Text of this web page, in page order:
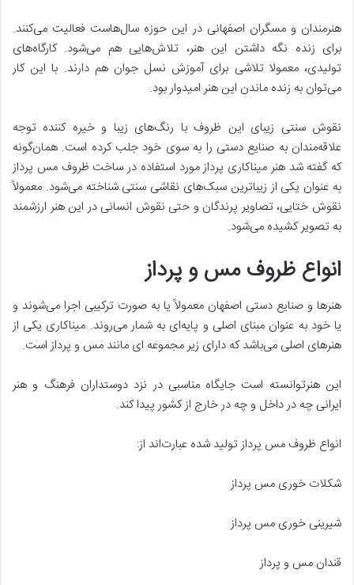
هنرمندان و مسگران اصفهانی در این حوزه سال‌هاست فعالیت می‌کنند.
برای زنده نگه داشتن این هنر، تلاش‌هایی هم می‌شود. کارگاه‌های
تولیدی، معمولا تلاشی برای آموزش نسل جوان هم دارند. با این کار
می‌توان به زنده ماندن این هنر امیدوار بود.
نقوش سنتی زیبای این ظروف با رنگ‌های زیبا و خیره کننده توجه
علاقه‌مندان به صنایع دستی را به سوی خود جلب کرده است. همان‌گونه
که گفته شد هنر میناکاری پرداز مورد استفاده در ساخت ظروف مس پرداز
به عنوان یکی از زیباترین سبک‌های نقاشی سنتی شناخته می‌شود. معمولاً
نقوش ختایی، تصاویر پرندگان و حتی نقوش انسانی در این هنر ارزشمند
به تصویر کشیده می‌شود.
انواع ظروف مس و پرداز
هنرها و صنایع دستی اصفهان معمولاً یا به صورت ترکیبی اجرا می‌شوند و
یا خود به عنوان مبنای اصلی و پایه‌ای به شمار می‌روند. میناکاری یکی از
هنرهای اصلی می‌باشد که دارای زیر مجموعه ای مانند مس و پرداز است.
این هنرتوانسته است جایگاه مناسبی در نزد دوستداران فرهنگ و هنر
ایرانی چه در داخل و چه در خارج از کشور پیدا کند.
انواع ظروف مس پرداز تولید شده عبارت‌اند از:
شکلات خوری مس پرداز
شیرینی خوری مس پرداز
قندان مس و پرداز